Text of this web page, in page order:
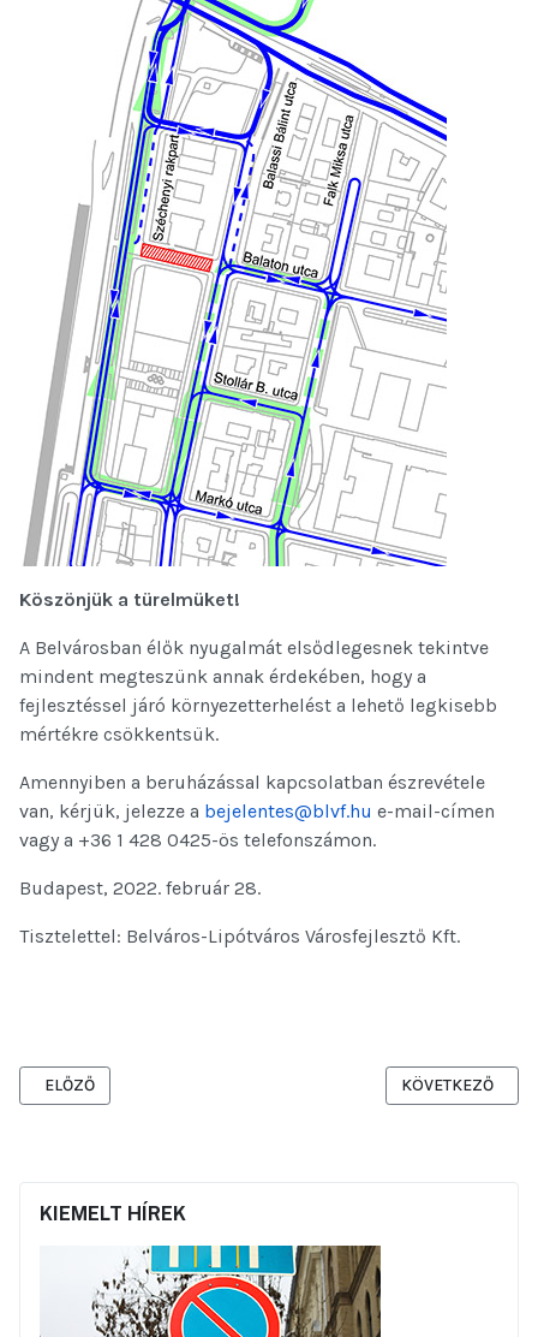
Köszönjük a türelmüket!
A Belvárosban élők nyugalmát elsődlegesnek tekintve
mindent megteszünk annak érdekében, hogy a
fejlesztéssel járó környezetterhelést a lehető legkisebb
mértékre csökkentsük.
Amennyiben a beruházással kapcsolatban észrevétele
van, kérjük, jelezze a bejelentes@blvf.hu e-mail-címen
vagy a +36 1 428 0425-ös telefonszámon.
Budapest, 2022. február 28.
Tisztelettel: Belváros-Lipótváros Városfejlesztő Kft.
ELŐZŐ CIKK: TÁJÉKOZTATÁS AZ ARANY JÁNOS UTCA FELÚJÍTÁSI
ELŐZŐ KÖVETKEZŐ
KÖVETKEZŐ
KIEMELT HÍREK